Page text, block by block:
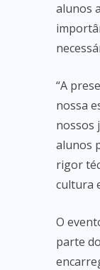
alunos
“A
nossa
nossos
alunos
rigor
cultura
O
parte